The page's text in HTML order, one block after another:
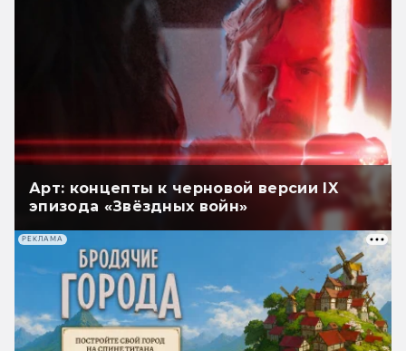
Арт: концепты к черновой версии IX
эпизода «Звёздных войн»
РЕКЛАМА